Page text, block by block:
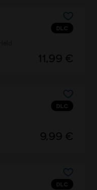
DLC
11,99 €
DLC
9,99 €
DLC